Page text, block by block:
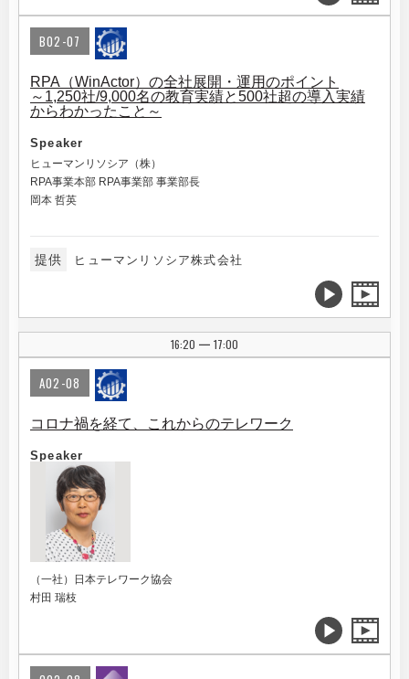
B02-07
RPA（WinActor）の全社展開・運用のポイント
～1,250社/9,000名の教育実績と500社超の導入実績
からわかったこと～
Speaker
ヒューマンリソシア（株）
RPA事業本部 RPA事業部 事業部長
岡本 哲英
提供 ヒューマンリソシア株式会社
16:20 | 17:00
A02-08
コロナ禍を経て、これからのテレワーク
Speaker
（一社）日本テレワーク協会
村田 瑞枝